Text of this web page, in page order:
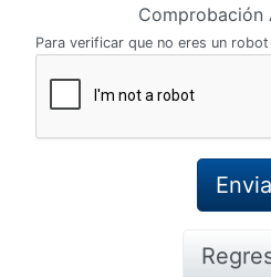
Comprobación
Para verificar que no eres un